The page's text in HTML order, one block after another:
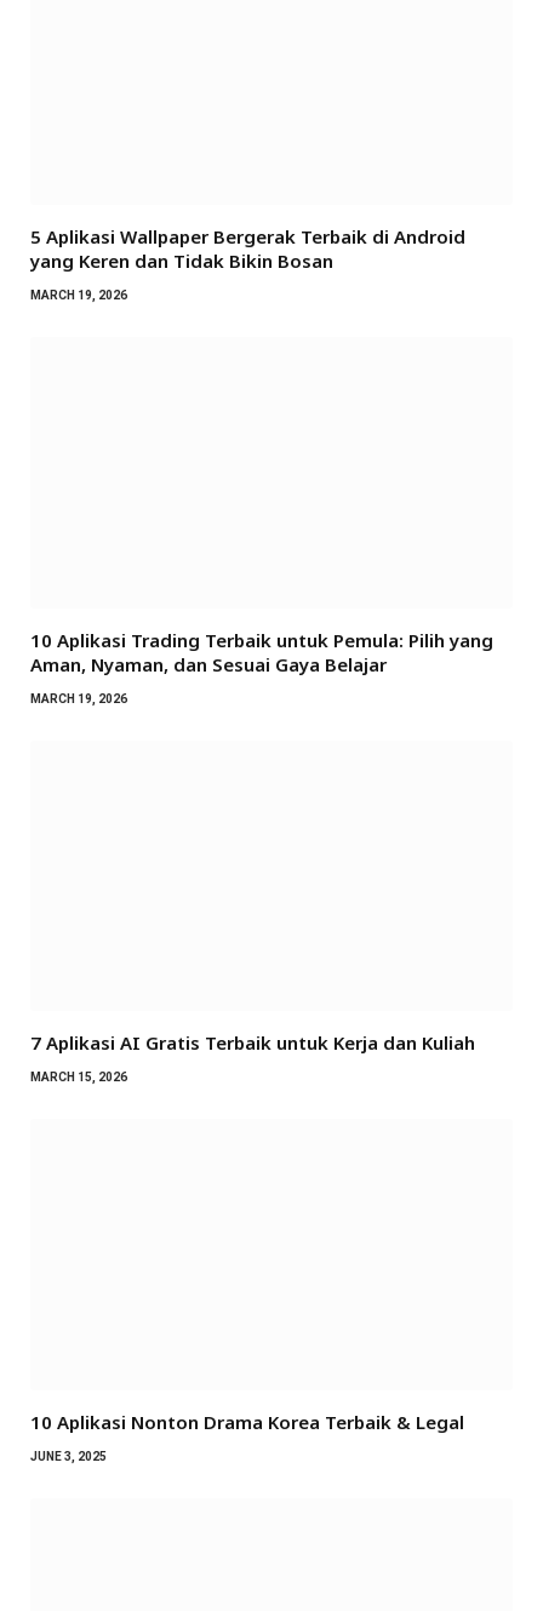
5 Aplikasi Wallpaper Bergerak Terbaik di Android
yang Keren dan Tidak Bikin Bosan
MARCH 19, 2026
10 Aplikasi Trading Terbaik untuk Pemula: Pilih yang
Aman, Nyaman, dan Sesuai Gaya Belajar
MARCH 19, 2026
7 Aplikasi AI Gratis Terbaik untuk Kerja dan Kuliah
MARCH 15, 2026
10 Aplikasi Nonton Drama Korea Terbaik & Legal
JUNE 3, 2025